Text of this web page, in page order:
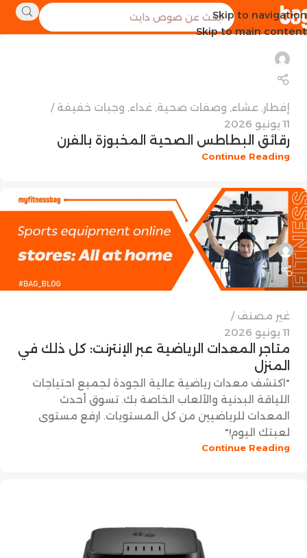
Skip to navigation
Skip to main content
إفطار, عشاء, وصفات صحية, غداء, وجبات خفيفة
11 يونيو 2026
رقائق البطاطس الصحية المخبوزة بالفرن
Continue Reading
غير مصنف
11 يونيو 2026
متاجر المعدات الرياضية عبر الإنترنت: كل ذلك في
المنزل
"اكتشف معدات رياضية عالية الجودة لجميع احتياجات
اللياقة البدنية والألعاب الخاصة بك. تسوق أحدث
المعدات للرياضيين من كل المستويات. ارفع مستوى
لعبتك اليوم!"
Continue Reading